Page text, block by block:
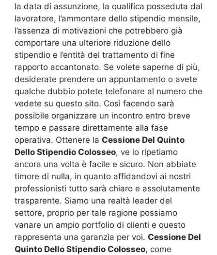
la data di assunzione, la qualifica posseduta dal
lavoratore, l’ammontare dello stipendio mensile,
l’assenza di motivazioni che potrebbero già
comportare una ulteriore riduzione dello
stipendio e l’entità del trattamento di fine
rapporto accantonato. Se volete saperne di più,
desiderate prendere un appuntamento o avete
qualche dubbio potete telefonare al numero che
vedete su questo sito. Così facendo sarà
possibile organizzare un incontro entro breve
tempo e passare direttamente alla fase
operativa. Ottenere la Cessione Del Quinto
Dello Stipendio Colosseo, ve lo ripetiamo
ancora una volta è facile e sicuro. Non abbiate
timore di nulla, in quanto affidandovi ai nostri
professionisti tutto sarà chiaro e assolutamente
trasparente. Siamo una realtà leader del
settore, proprio per tale ragione possiamo
vanare un ampio portfolio di clienti e questo
rappresenta una garanzia per voi. Cessione Del
Quinto Dello Stipendio Colosseo, come